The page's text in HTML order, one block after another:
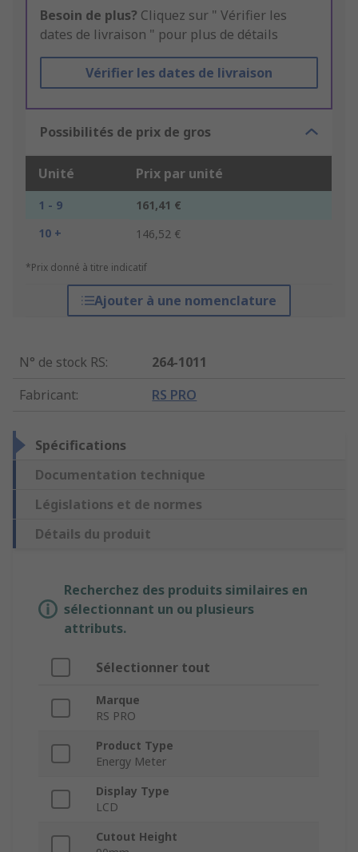
Besoin de plus? Cliquez sur " Vérifier les
dates de livraison " pour plus de détails
Vérifier les dates de livraison
Possibilités de prix de gros
Unité Prix par unité
1 - 9
161,41 €
10 +
146,52 €
*Prix donné à titre indicatif
Ajouter à une nomenclature
N° de stock RS:
264-1011
Fabricant: RS PRO
Spécifications
Documentation technique
Législations et de normes
Détails du produit
Recherchez des produits similaires en
sélectionnant un ou plusieurs
attributs.
Sélectionner tout
Marque
RS PRO
Product Type
Energy Meter
Display Type
LCD
Cutout Height